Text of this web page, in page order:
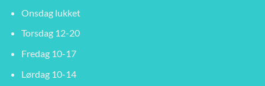
Onsdag lukket
Torsdag 12-20
Fredag 10-17
Lørdag 10-14